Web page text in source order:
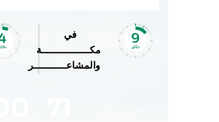
في
مكـــــــــــــــة
والمشاعــــــــــر